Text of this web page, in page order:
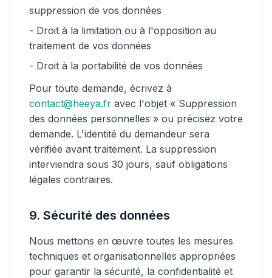
suppression de vos données
- Droit à la limitation ou à l'opposition au
traitement de vos données
- Droit à la portabilité de vos données
Pour toute demande, écrivez à
contact@heeya.fr avec l'objet « Suppression
des données personnelles » ou précisez votre
demande. L'identité du demandeur sera
vérifiée avant traitement. La suppression
interviendra sous 30 jours, sauf obligations
légales contraires.
9. Sécurité des données
Nous mettons en œuvre toutes les mesures
techniques et organisationnelles appropriées
pour garantir la sécurité, la confidentialité et